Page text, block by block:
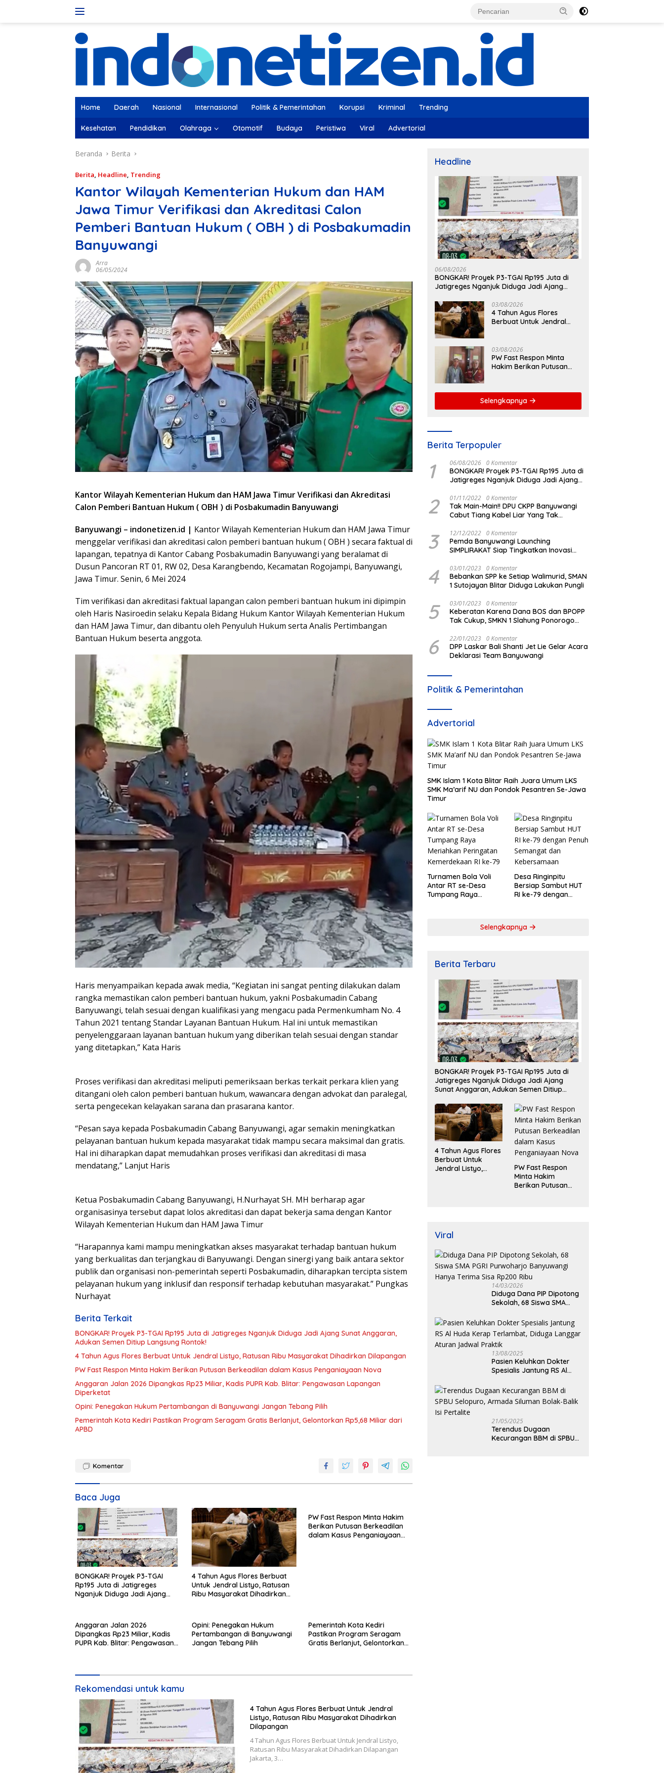
Home Daerah Nasional Internasional Politik & Pemerintahan Korupsi Kriminal Trending
Kesehatan Pendidikan Olahraga Otomotif Budaya Peristiwa Viral Advertorial
Beranda Berita
Berita, Headline, Trending
Kantor Wilayah Kementerian Hukum dan HAM
Jawa Timur Verifikasi dan Akreditasi Calon
Pemberi Bantuan Hukum ( OBH ) di Posbakumadin
Banyuwangi
Arra
06/05/2024
Kantor Wilayah Kementerian Hukum dan HAM Jawa Timur Verifikasi dan Akreditasi
Calon Pemberi Bantuan Hukum ( OBH ) di Posbakumadin Banyuwangi
Banyuwangi – indonetizen.id | Kantor Wilayah Kementerian Hukum dan HAM Jawa Timur
menggelar verifikasi dan akreditasi calon pemberi bantuan hukum ( OBH ) secara faktual di
lapangan, tepatnya di Kantor Cabang Posbakumadin Banyuwangi yang beralamat di
Dusun Pancoran RT 01, RW 02, Desa Karangbendo, Kecamatan Rogojampi, Banyuwangi,
Jawa Timur. Senin, 6 Mei 2024
Tim verifikasi dan akreditasi faktual lapangan calon pemberi bantuan hukum ini dipimpin
oleh Haris Nasiroedin selaku Kepala Bidang Hukum Kantor Wilayah Kementerian Hukum
dan HAM Jawa Timur, dan dibantu oleh Penyuluh Hukum serta Analis Pertimbangan
Bantuan Hukum beserta anggota.
Haris menyampaikan kepada awak media, “Kegiatan ini sangat penting dilakukan dalam
rangka memastikan calon pemberi bantuan hukum, yakni Posbakumadin Cabang
Banyuwangi, telah sesuai dengan kualifikasi yang mengacu pada Permenkumham No. 4
Tahun 2021 tentang Standar Layanan Bantuan Hukum. Hal ini untuk memastikan
penyelenggaraan layanan bantuan hukum yang diberikan telah sesuai dengan standar
yang ditetapkan,” Kata Haris
Proses verifikasi dan akreditasi meliputi pemeriksaan berkas terkait perkara klien yang
ditangani oleh calon pemberi bantuan hukum, wawancara dengan advokat dan paralegal,
serta pengecekan kelayakan sarana dan prasarana kantor.
“Pesan saya kepada Posbakumadin Cabang Banyuwangi, agar semakin meningkatkan
pelayanan bantuan hukum kepada masyarakat tidak mampu secara maksimal dan gratis.
Hal ini diharapkan dapat memudahkan proses verifikasi dan akreditasi di masa
mendatang,” Lanjut Haris
Ketua Posbakumadin Cabang Banyuwangi, H.Nurhayat SH. MH berharap agar
organisasinya tersebut dapat lolos akreditasi dan dapat bekerja sama dengan Kantor
Wilayah Kementerian Hukum dan HAM Jawa Timur
“Harapannya kami mampu meningkatkan akses masyarakat terhadap bantuan hukum
yang berkualitas dan terjangkau di Banyuwangi. Dengan sinergi yang baik antara sektor
publik dan organisasi non-pemerintah seperti Posbakumadin, diharapkan tercipta sistem
pelayanan hukum yang inklusif dan responsif terhadap kebutuhan masyarakat.” Pungkas
Nurhayat
Berita Terkait
BONGKAR! Proyek P3-TGAI Rp195 Juta di Jatigreges Nganjuk Diduga Jadi Ajang Sunat Anggaran,
Adukan Semen Ditiup Langsung Rontok!
4 Tahun Agus Flores Berbuat Untuk Jendral Listyo, Ratusan Ribu Masyarakat Dihadirkan Dilapangan
PW Fast Respon Minta Hakim Berikan Putusan Berkeadilan dalam Kasus Penganiayaan Nova
Anggaran Jalan 2026 Dipangkas Rp23 Miliar, Kadis PUPR Kab. Blitar: Pengawasan Lapangan
Diperketat
Opini: Penegakan Hukum Pertambangan di Banyuwangi Jangan Tebang Pilih
Pemerintah Kota Kediri Pastikan Program Seragam Gratis Berlanjut, Gelontorkan Rp5,68 Miliar dari
APBD
Komentar
Baca Juga
BONGKAR! Proyek P3-TGAI
Rp195 Juta di Jatigreges
Nganjuk Diduga Jadi Ajang
4 Tahun Agus Flores Berbuat
Untuk Jendral Listyo, Ratusan
Ribu Masyarakat Dihadirkan
PW Fast Respon Minta Hakim
Berikan Putusan Berkeadilan
dalam Kasus Penganiayaan
Anggaran Jalan 2026
Dipangkas Rp23 Miliar, Kadis
PUPR Kab. Blitar: Pengawasan
Opini: Penegakan Hukum
Pertambangan di Banyuwangi
Jangan Tebang Pilih
Pemerintah Kota Kediri
Pastikan Program Seragam
Gratis Berlanjut, Gelontorkan
Rekomendasi untuk kamu
4 Tahun Agus Flores Berbuat Untuk Jendral
Listyo, Ratusan Ribu Masyarakat Dihadirkan
Dilapangan
4 Tahun Agus Flores Berbuat Untuk Jendral Listyo,
Ratusan Ribu Masyarakat Dihadirkan Dilapangan
Jakarta, 3…
Headline
06/08/2026
BONGKAR! Proyek P3-TGAI Rp195 Juta di
Jatigreges Nganjuk Diduga Jadi Ajang
Langsung Rontok!03/08/2026
4 Tahun Agus Flores
Berbuat Untuk Jendral
Dilapangan
03/08/2026
PW Fast Respon Minta
Hakim Berikan Putusan
Selengkapnya
Berita Terpopuler
1 06/08/2026 0 Komentar
BONGKAR! Proyek P3-TGAI Rp195 Juta di
Jatigreges Nganjuk Diduga Jadi Ajang
Langsung Rontok!
2 01/11/2022 0 Komentar
Tak Main-Main!! DPU CKPP Banyuwangi
Cabut Tiang Kabel Liar Yang Tak
3 12/12/2022 0 Komentar
Pemda Banyuwangi Launching
SIMPLIRAKAT Siap Tingkatkan Inovasi
4 03/01/2023 0 Komentar
Bebankan SPP ke Setiap Walimurid, SMAN
1 Sutojayan Blitar Diduga Lakukan Pungli
5 03/01/2023 0 Komentar
Keberatan Karena Dana BOS dan BPOPP
Tak Cukup, SMKN 1 Slahung Ponorogo
6 22/01/2023 0 Komentar
DPP Laskar Bali Shanti Jet Lie Gelar Acara
Deklarasi Team Banyuwangi
Politik & Pemerintahan
Advertorial
SMK Islam 1 Kota Blitar Raih Juara Umum LKS
SMK Ma’arif NU dan Pondok Pesantren Se-Jawa
Timur
Turnamen Bola Voli
Antar RT se-Desa
Tumpang Raya
Desa Ringinpitu
Bersiap Sambut HUT
RI ke-79 dengan
Selengkapnya
Berita Terbaru
BONGKAR! Proyek P3-TGAI Rp195 Juta di
Jatigreges Nganjuk Diduga Jadi Ajang
Sunat Anggaran, Adukan Semen Ditiup
4 Tahun Agus Flores
Berbuat Untuk
Jendral Listyo,
PW Fast Respon
Minta Hakim
Berikan Putusan
Viral
14/03/2026
Diduga Dana PIP Dipotong
Sekolah, 68 Siswa SMA
Banyuwangi Hanya Terima
Sisa Rp200 Ribu
13/08/2025
Pasien Keluhkan Dokter
Spesialis Jantung RS Al
Diduga Langgar Aturan
Jadwal Praktik
21/05/2025
Terendus Dugaan
Kecurangan BBM di SPBU